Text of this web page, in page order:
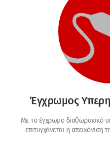
Έγχρωμος
Με το έγχρωμο διαθωρακικό
επιτυγχάνεται η απεικόνιση